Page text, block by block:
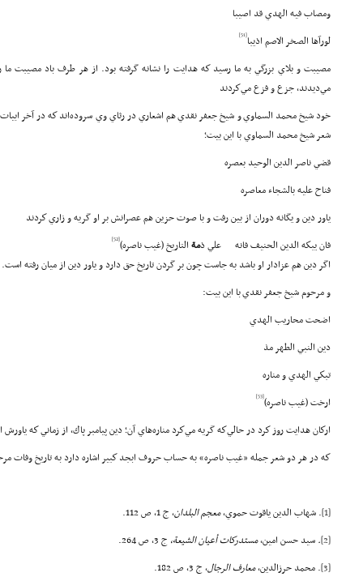
ومصاب فيه الهدي قد اصيبا
لورآها الصخر الاصم اذيبا[51]
مصيبت و بلاي بزرگي به ما رسيد كه هدايت را نشانه گرفته بود. از هر طرف باد مصيبت
مي‌ديدند، جزع و فزع مي‌كردند
خود شيخ محمد السماوي و شيخ جعفر نقدي هم اشعاري در رثاي وي سروده‌اند كه در آخر ابيات
شعر شيخ محمد السماوي با اين بيت؛
قضي ناصر الدين الوحيد بعصره
فناح عليه بالشجاء معاصره
ياور دين و يگانه دوران از بين رفت و با صوت حزين هم عصرانش بر او گريه و زاري كردند
فان يبكه الدين الحنيف فانه علي ذمة التاريخ (غيب ناصره)[52]
اگر دين هم عزادار او باشد به جاست چون بر گردن تاريخ حق دارد و ياور دين از ميان رفته است.
و مرحوم شيخ جعفر نقدي با اين بيت:
اضحت محاريب الهدي
دين النبي الطهر مذ
تبكي الهدي و مناره
ارخت (غيب ناصره)[53]
اركان هدايت روز كرد در حالي‌كه گريه مي‌كرد مناره‌هاي آن؛ دين پيامبر پاك، از زماني كه
كه در هر دو شعر جمله «غيب ناصره» به حساب حروف ابجد كبير اشاره دارد به تاريخ وفات مرحوم سيد
[1] . شهاب الدين ياقوت حموي،معجم البلدان، ج 1، ص 112.
[2]
. سيد حسن امين،مستدركات أعيان الشيعة، ج 3، ص 264.
[3] . محمد حرزالدين،معارف الرجال، ج 3، ص 182.